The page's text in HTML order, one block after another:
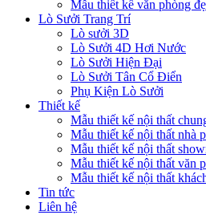
Mẫu thiết kế văn phòng
Lò Sưởi Trang Trí
Lò sưởi 3D
Lò Sưởi 4D Hơi Nước
Lò Sưởi Hiện Đại
Lò Sưởi Tân Cổ Điển
Phụ Kiện Lò Sưởi
Thiết kế
Mẫu thiết kế nội thất
Mẫu thiết kế nội thất nhà
Mẫu thiết kế nội thất
Mẫu thiết kế nội thất văn
Mẫu thiết kế nội thất
Tin tức
Liên hệ